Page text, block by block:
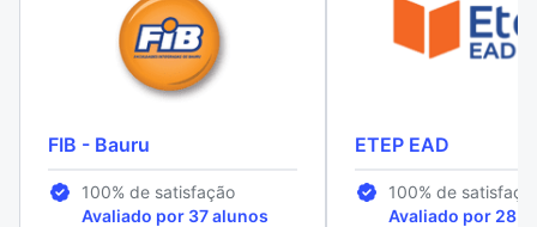
FIB - Bauru
100% de satisfação
Avaliado por 37 alunos
ETEP EAD
100% de
Avaliado por 28